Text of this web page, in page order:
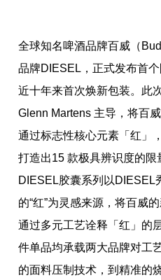
全球知名啤酒品牌百威（
品牌DIESEL，正式发布首
近十年来首次焕新包装。此
Glenn Martens 主导，将百
通过标志性核心元素「红」
打造出15 款极具辨识度的
DIESEL胶囊系列以DIESEL
的“红”为灵感来源，将百威
通过多元工艺诠释「红」的
件单品均承载两大品牌对工
的面料压制技术，到精准的